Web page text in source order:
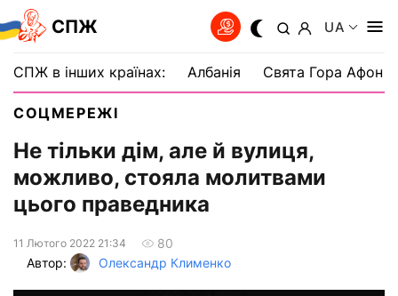
СПЖ UA
СПЖ в інших країнах: Албанія Свята Гора Афон
СОЦМЕРЕЖІ
Не тільки дім, але й вулиця,
можливо, стояла молитвами
цього праведника
11 Лютого 2022 21:34
80
Автор:
Олександр Клименко